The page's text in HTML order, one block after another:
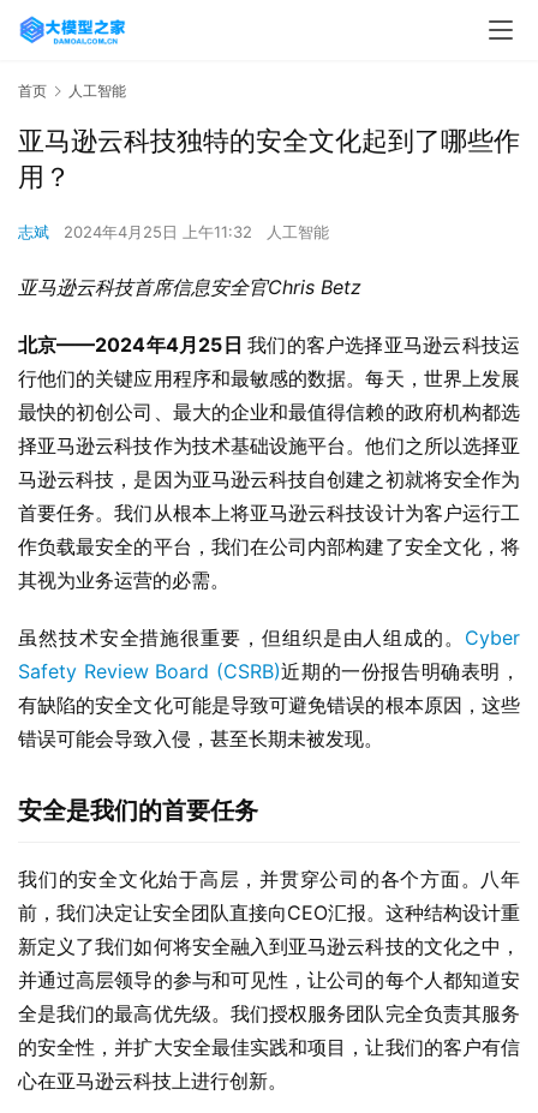
首页 人工智能
亚马逊云科技独特的安全文化起到了哪些作
用？
志斌 2024年4月25日 上午11:32 人工智能
亚马逊云科技首席信息安全官Chris Betz
北京——2024年4月 25 日 我们的客户选择亚马逊云科技运
行他们的关键应用程序和最敏感的数据。每天，世界上发展
最快的初创公司、最大的企业和最值得信赖的政府机构都选
择亚马逊云科技作为技术基础设施平台。他们之所以选择亚
马逊云科技，是因为亚马逊云科技自创建之初就将安全作为
首要任务。我们从根本上将亚马逊云科技设计为客户运行工
作负载最安全的平台，我们在公司内部构建了安全文化，将
其视为业务运营的必需。
虽然技术安全措施很重要，但组织是由人组成的。 Cyber
Safety Review Board (CSRB)近期的一份报告明确表明，
有缺陷的安全文化可能是导致可避免错误的根本原因，这些
错误可能会导致入侵，甚至长期未被发现。
安全是我们的首要任务
我们的安全文化始于高层，并贯穿公司的各个方面。八年
前，我们决定让安全团队直接向CEO汇报。这种结构设计重
新定义了我们如何将安全融入到亚马逊云科技的文化之中，
并通过高层领导的参与和可见性，让公司的每个人都知道安
全是我们的最高优先级。我们授权服务团队完全负责其服务
的安全性，并扩大安全最佳实践和项目，让我们的客户有信
心在亚马逊云科技上进行创新。